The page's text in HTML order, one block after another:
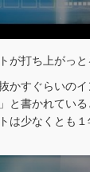
が打ち上がっと
かすぐらいのイ
と書かれている
は少なくとも